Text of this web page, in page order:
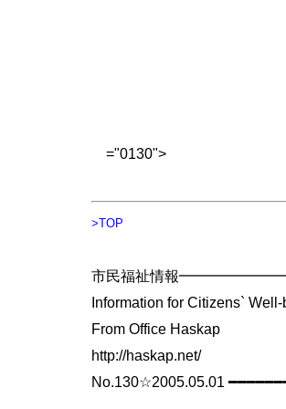
="0130">
>TOP
市民福祉情報
Information for Citizens`
From Office Haskap
http://haskap.net/
No.130☆2005.05.01